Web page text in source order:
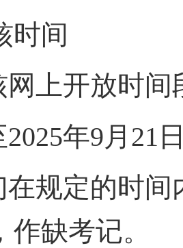
时间
上开放时间
2025年9月 21
规定的时
缺考记。